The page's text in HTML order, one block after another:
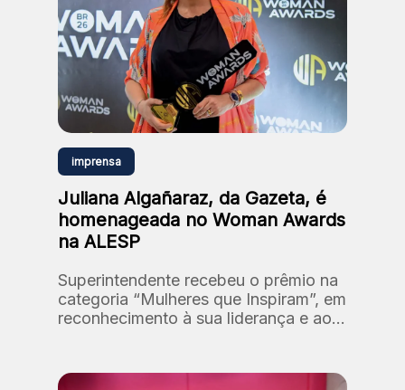
imprensa
Juliana Algañaraz, da Gazeta, é
homenageada no Woman Awards
na ALESP
Superintendente recebeu o prêmio na
categoria “Mulheres que Inspiram”, em
reconhecimento à sua liderança e ao